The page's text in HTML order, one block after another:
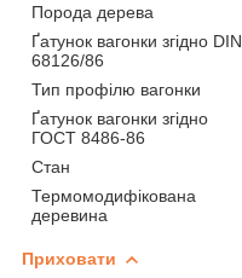
Порода дерева
Ґатунок вагонки згідно DIN
68126/86
Тип профілю вагонки
Ґатунок вагонки згідно
ГОСТ 8486-86
Стан
Термомодифікована
деревина
Приховати